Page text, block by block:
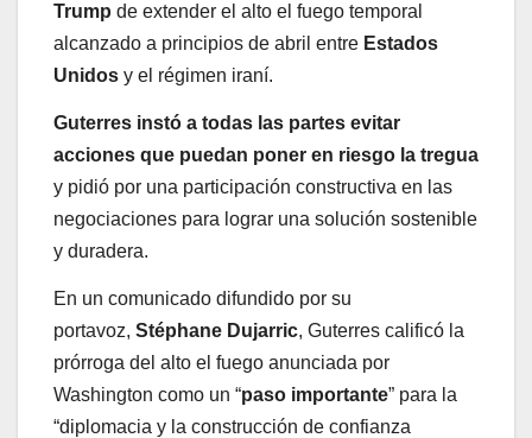
Trump de extender el alto el fuego temporal
alcanzado a principios de abril entre Estados
Unidos y el régimen iraní.
Guterres instó a todas las partes evitar
acciones que puedan poner en riesgo la tregua
y pidió por una participación constructiva en las
negociaciones para lograr una solución sostenible
y duradera.
En un comunicado difundido por su
portavoz, Stéphane Dujarric, Guterres calificó la
prórroga del alto el fuego anunciada por
Washington como un “paso importante” para la
“diplomacia y la construcción de confianza